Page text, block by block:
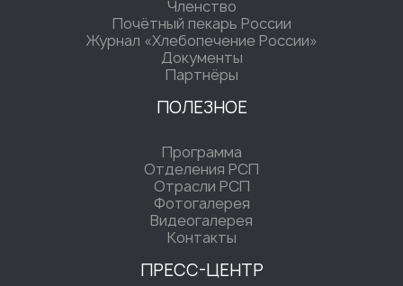
Членство
Почётный пекарь России
Журнал «Хлебопечение России»
Документы
Партнёры
ПОЛЕЗНОЕ
Программа
Отделения РСП
Отрасли РСП
Фотогалерея
Видеогалерея
Контакты
ПРЕСС-ЦЕНТР